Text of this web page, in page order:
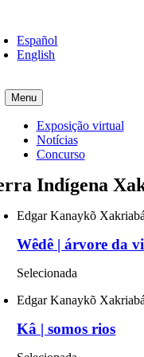
content
Español
English
Menu
Exposição virtual
Notícias
Concurso
Indígena
Edgar Kanaykõ Xakriabá
Wêdê | árvore da
Selecionada
Edgar Kanaykõ Xakriabá
Kâ | somos rios